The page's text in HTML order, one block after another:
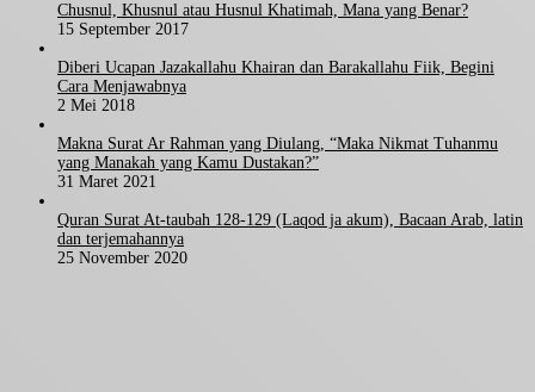
Chusnul, Khusnul atau Husnul Khatimah, Mana yang Benar?
15 September 2017
Diberi Ucapan Jazakallahu Khairan dan Barakallahu Fiik, Begini
Cara Menjawabnya
2 Mei 2018
Makna Surat Ar Rahman yang Diulang, “Maka Nikmat Tuhanmu
yang Manakah yang Kamu Dustakan?”
31 Maret 2021
Quran Surat At-taubah 128-129 (Laqod ja akum), Bacaan Arab, latin
dan terjemahannya
25 November 2020